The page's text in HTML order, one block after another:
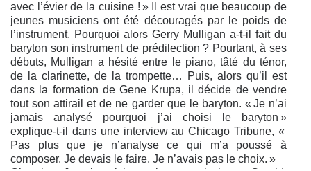
avec l’évier de la cuisine ! » Il est vrai que beaucoup de
jeunes musiciens ont été découragés par le poids de
l’instrument. Pourquoi alors Gerry Mulligan a-t-il fait du
baryton son instrument de prédilection ? Pourtant, à ses
débuts, Mulligan a hésité entre le piano, tâté du ténor,
de la clarinette, de la trompette… Puis, alors qu’il est
dans la formation de Gene Krupa, il décide de vendre
tout son attirail et de ne garder que le baryton. « Je n’ai
jamais analysé pourquoi j’ai choisi le baryton »
explique-t-il dans une interview au Chicago Tribune, «
Pas plus que je n’analyse ce qui m’a poussé à
composer. Je devais le faire. Je n’avais pas le choix. »